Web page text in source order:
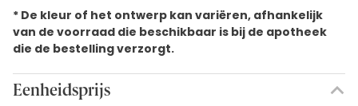
* De kleur of het ontwerp kan variëren, afhankelijk
van de voorraad die beschikbaar is bij de apotheek
die de bestelling verzorgt.
Eenheidsprijs